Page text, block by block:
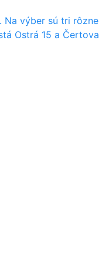
Na výber sú tri rôzne
Ostrá 15 a Čertova